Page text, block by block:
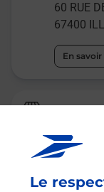
Le
60 RUE
67400
En
Relais
9 RUE